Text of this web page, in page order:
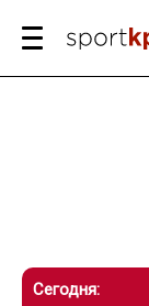
Сегодня: